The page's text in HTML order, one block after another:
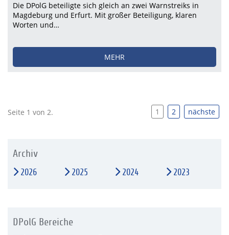
Die DPolG beteiligte sich gleich an zwei Warnstreiks in
Magdeburg und Erfurt. Mit großer Beteiligung, klaren
Worten und…
MEHR
Seite 1 von 2. 1 2 nächste
Archiv
2026 2025 2024 2023
DPolG Bereiche